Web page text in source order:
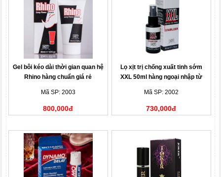
Gel bôi kéo dài thời gian quan hệ
Rhino hàng chuẩn giá rẻ
Mã SP: 2003
800,000đ
Lọ xịt trị chống xuất tinh sớm
XXL 50ml hàng ngoại nhập từ
Mã SP: 2002
730,000đ